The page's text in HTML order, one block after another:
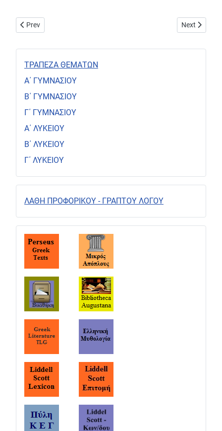
ΤΡΑΠΕΖΑ ΘΕΜΑΤΩΝ
Α΄ ΓΥΜΝΑΣΙΟΥ
Β΄ ΓΥΜΝΑΣΙΟΥ
Γ΄ ΓΥΜΝΑΣΙΟΥ
Α΄ ΛΥΚΕΙΟΥ
Β΄ ΛΥΚΕΙΟΥ
Γ΄ ΛΥΚΕΙΟΥ
ΛΑΘΗ ΠΡΟΦΟΡΙΚΟΥ - ΓΡΑΠΤΟΥ ΛΟΓΟΥ
Previous article: Αδίδακτο. Δημοσθένης, Κατά Αριστογείτονος
Prev Next article:
Next